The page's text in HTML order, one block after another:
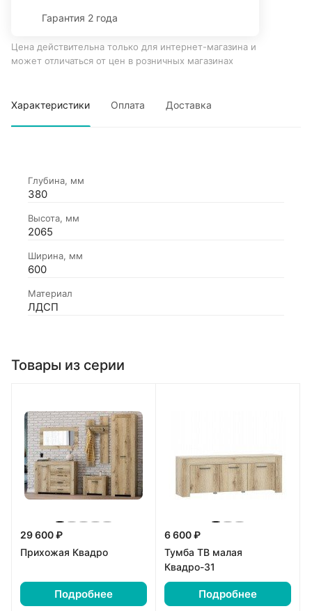
Гарантия 2 года
Цена действительна только для интернет-магазина и
может отличаться от цен в розничных магазинах
Характеристики Оплата Доставка
Глубина, мм
380
Высота, мм
2065
Ширина, мм
600
Материал
ЛДСП
Товары из серии
29 600 ₽
Прихожая Квадро
Подробнее
6 600 ₽
Тумба ТВ малая
Квадро-31
Подробнее